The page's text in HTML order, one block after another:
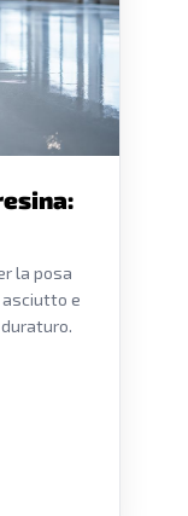
la posa
asciutto e